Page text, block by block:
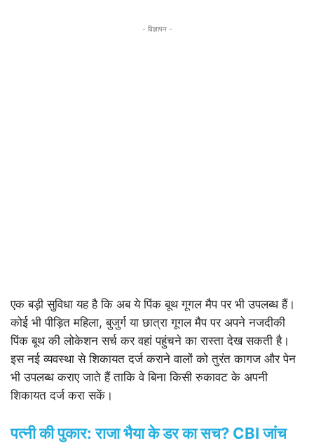
- विज्ञापन -
एक बड़ी सुविधा यह है कि अब ये पिंक बूथ गूगल मैप पर भी उपलब्ध हैं।
कोई भी पीड़ित महिला, बुजुर्ग या छात्रा गूगल मैप पर अपने नजदीकी
पिंक बूथ की लोकेशन सर्च कर वहां पहुंचने का रास्ता देख सकती है।
इस नई व्यवस्था से शिकायत दर्ज कराने वालों को तुरंत कागज और पेन
भी उपलब्ध कराए जाते हैं ताकि वे बिना किसी रुकावट के अपनी
शिकायत दर्ज करा सकें।
पत्नी की पुकार: राजा भैया के डर का सच? CBI जांच